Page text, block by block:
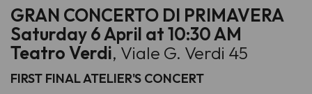
GRAN CONCERTO DI PRIMAVERA
Saturday 6 April at 10:30 AM
Teatro Verdi, Viale G. Verdi 45
FIRST FINAL ATELIER'S CONCERT